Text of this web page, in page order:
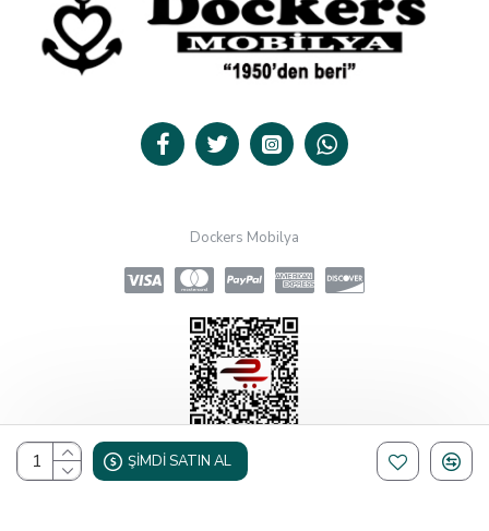
ŞIMDI SATIN AL
Dockers Mobilya
Design, Hosting & Support By Shopgez.com